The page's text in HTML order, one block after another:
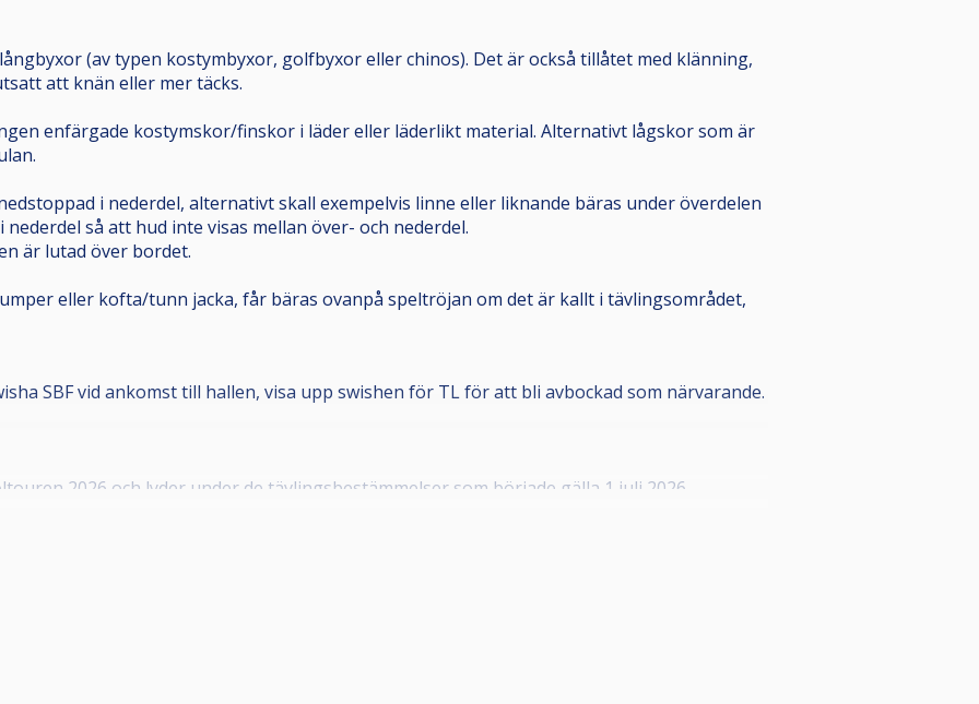
(av typen kostymbyxor, golfbyxor eller chinos). Det är också tillåtet med klänning,
att knän eller mer täcks.
enfärgade kostymskor/finskor i läder eller läderlikt material. Alternativt lågskor som är
i nederdel, alternativt skall exempelvis linne eller liknande bäras under överdelen
så att hud inte visas mellan över- och nederdel.
är lutad över bordet.
eller kofta/tunn jacka, får bäras ovanpå speltröjan om det är kallt i tävlingsområdet,
SBF vid ankomst till hallen, visa upp swishen för TL för att bli avbockad som närvarande.
2026 och lyder under de tävlingsbestämmelser som började gälla 1 juli 2026.